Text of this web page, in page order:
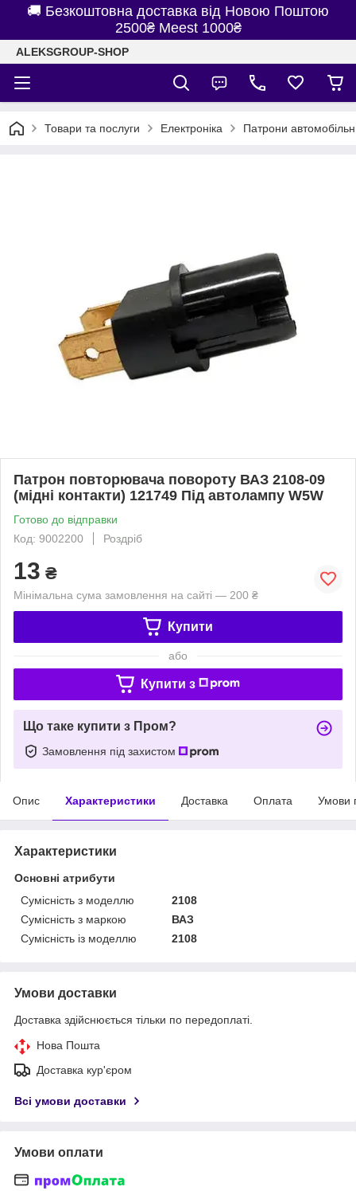
🚚 Безкоштовна доставка від Новою Поштою
2500₴ Meest 1000₴
ALEKSGROUP-SHOP
Товари та послуги Електроніка Патрони
Патрон повторювача повороту ВАЗ 2108-09
(мідні контакти) 121749 Під автолампу W5W
Готово до відправки
Код: 9002200
Роздріб
13 ₴
Мінімальна сума замовлення на сайті — 200 ₴
Купити
або
Купити з
Що таке купити з Пром?
Замовлення під захистом
Опис Характеристики Доставка Оплата Умови
Характеристики
Основні атрибути
Сумісність з моделлю
2108
Сумісність з маркою
ВАЗ
Сумісність із моделлю
2108
Умови доставки
Доставка здійснюється тільки по передоплаті.
Нова Пошта
Доставка кур'єром
Всі умови доставки
Умови оплати